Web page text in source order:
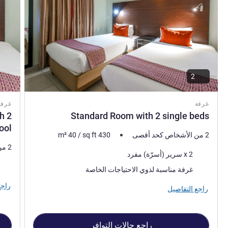
غرفة
Standard Room with 2 single beds
2
2 من الأشخاص كحد أقصى m²40 /sq ft 430
فرش السرير
2 x سرير (أسرّة) مفرد
غرفة مناسبة لذوي الاحتياجات الخاصة
راجع التفاصيل
راجع حالات التوافر
2
2 من الأشخاص كحد أقصى